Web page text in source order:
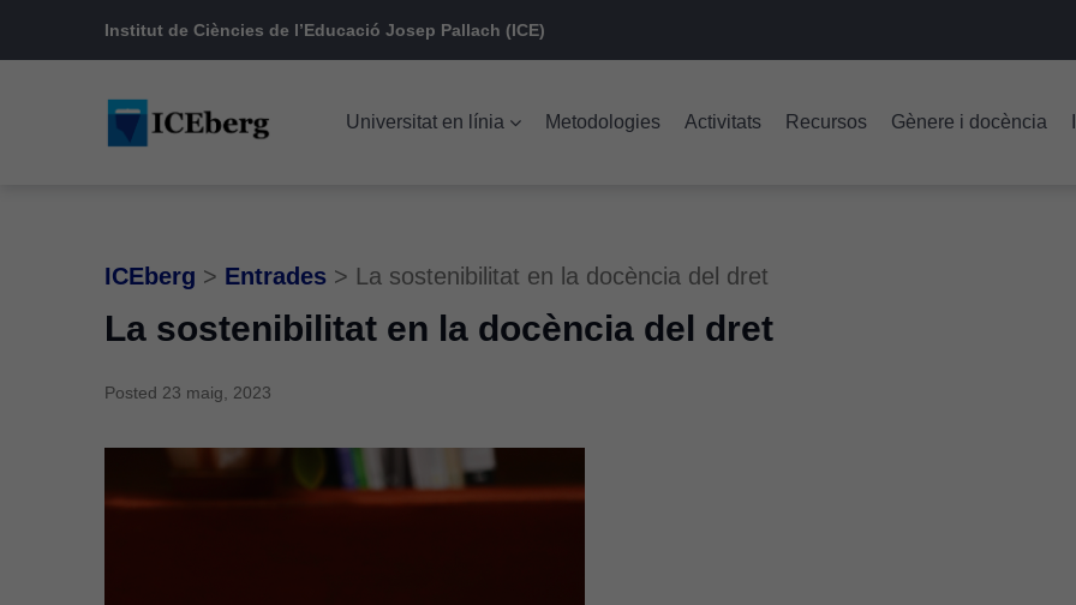
to
navigation
to
to
Institut de Ciències de l’Educació Josep Pallach (ICE)
Universitat en línia Metodologies Activitats Recursos Gènere i docència
ICEberg > Entrades > La sostenibilitat en la docència del dret
La sostenibilitat en la docència del dret
Posted 23 maig, 2023